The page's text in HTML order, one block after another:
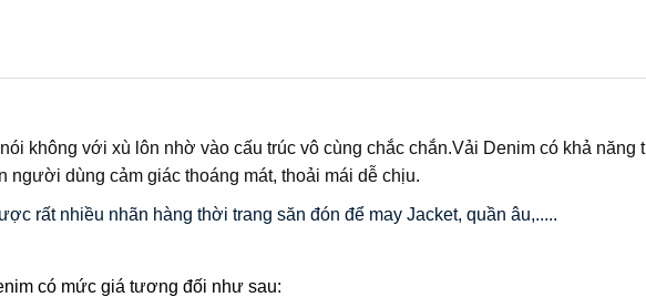
không với xù lôn nhờ vào cấu trúc vô cùng chắc chắn.Vải Denim có khả năng
người dùng cảm giác thoáng mát, thoải mái dễ chịu.
rất nhiều nhãn hàng thời trang săn đón để may Jacket, quần âu,.....
có mức giá tương đối như sau: